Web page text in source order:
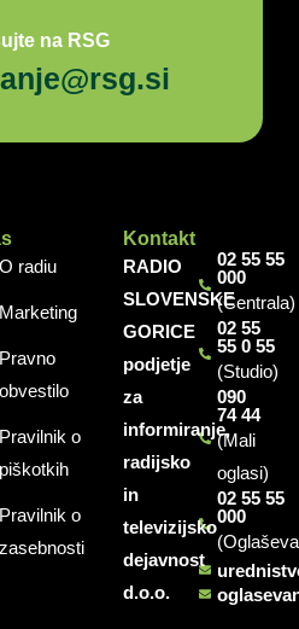
na RSG
O radiu
Marketing
Pravno
obvestilo
Pravilnik o
piškotkih
Pravilnik o
zasebnosti
Kontakt
RADIO
SLOVENSKE
GORICE
podjetje
za
informiranje,
radijsko
in
televizijsko
dejavnost
d.o.o.
02 55 55
000
(Centrala)
02 55
55 0 55
(Studio)
090
74 44
(Mali
oglasi)
02 55 55
000